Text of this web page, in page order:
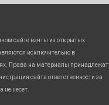
сайте взяты из открытых
исключительно в
Права на материалы принадлежат
сайта ответственности за
не несет.